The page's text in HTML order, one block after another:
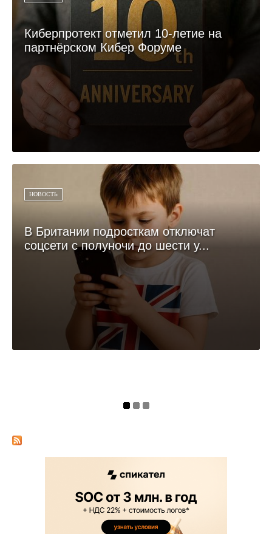
Киберпротект отметил 10-летие на
партнёрском Кибер Форуме
НОВОСТЬ
В Британии подросткам отключат
соцсети с полуночи до шести у...